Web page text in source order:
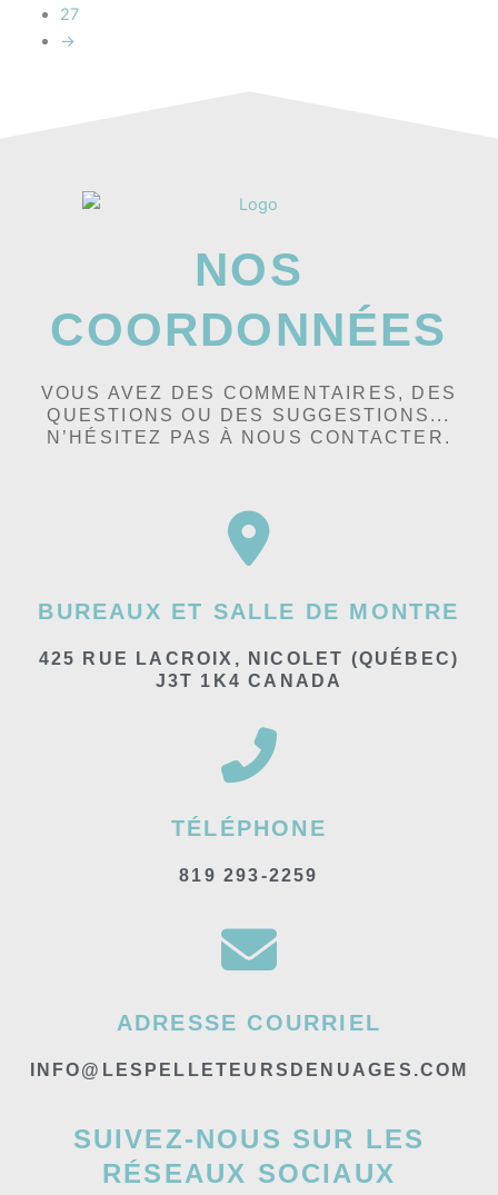
27
→
NOS
COORDONNÉES
VOUS AVEZ DES COMMENTAIRES, DES
QUESTIONS OU DES SUGGESTIONS...
N’HÉSITEZ PAS À NOUS CONTACTER.
BUREAUX ET SALLE DE MONTRE
425 RUE LACROIX, NICOLET (QUÉBEC)
J3T 1K4 CANADA
TÉLÉPHONE
819 293-2259
ADRESSE COURRIEL
INFO@LESPELLETEURSDENUAGES.COM
SUIVEZ-NOUS SUR LES
RÉSEAUX SOCIAUX